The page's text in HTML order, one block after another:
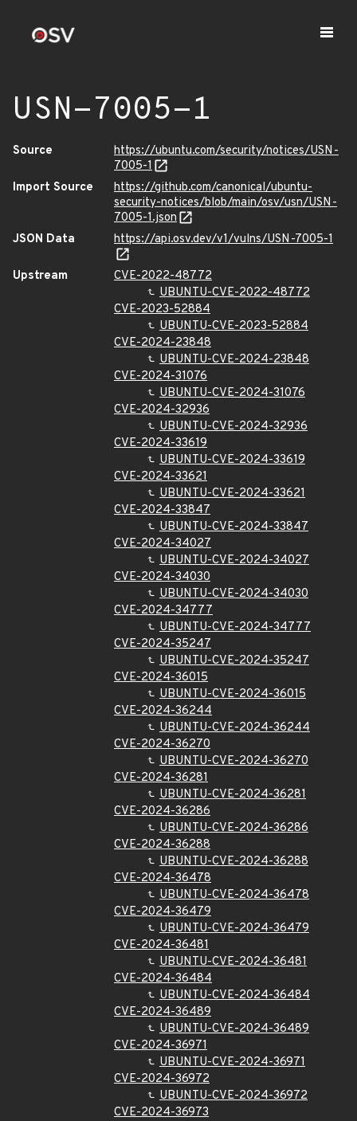
USN-7005-1
Source
https://ubuntu.com/security/notices/USN-
7005-1
Import Source
https://github.com/canonical/ubuntu-
security-notices/blob/main/osv/usn/USN-
7005-1.json
JSON Data
https://api.osv.dev/v1/vulns/USN-7005-1
Upstream
CVE-2022-48772
UBUNTU-CVE-2022-48772
CVE-2023-52884
UBUNTU-CVE-2023-52884
CVE-2024-23848
UBUNTU-CVE-2024-23848
CVE-2024-31076
UBUNTU-CVE-2024-31076
CVE-2024-32936
UBUNTU-CVE-2024-32936
CVE-2024-33619
UBUNTU-CVE-2024-33619
CVE-2024-33621
UBUNTU-CVE-2024-33621
CVE-2024-33847
UBUNTU-CVE-2024-33847
CVE-2024-34027
UBUNTU-CVE-2024-34027
CVE-2024-34030
UBUNTU-CVE-2024-34030
CVE-2024-34777
UBUNTU-CVE-2024-34777
CVE-2024-35247
UBUNTU-CVE-2024-35247
CVE-2024-36015
UBUNTU-CVE-2024-36015
CVE-2024-36244
UBUNTU-CVE-2024-36244
CVE-2024-36270
UBUNTU-CVE-2024-36270
CVE-2024-36281
UBUNTU-CVE-2024-36281
CVE-2024-36286
UBUNTU-CVE-2024-36286
CVE-2024-36288
UBUNTU-CVE-2024-36288
CVE-2024-36478
UBUNTU-CVE-2024-36478
CVE-2024-36479
UBUNTU-CVE-2024-36479
CVE-2024-36481
UBUNTU-CVE-2024-36481
CVE-2024-36484
UBUNTU-CVE-2024-36484
CVE-2024-36489
UBUNTU-CVE-2024-36489
CVE-2024-36971
UBUNTU-CVE-2024-36971
CVE-2024-36972
UBUNTU-CVE-2024-36972
CVE-2024-36973